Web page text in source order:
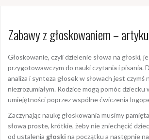
Zabawy z głoskowaniem –
Głoskowanie, czyli dzielenie słowa na głoski,
przygotowawczym do nauki czytania i pisania.
analiza i synteza głosek w słowach jest czymś
niezrozumiałym. Rodzice mogą pomóc dziecku
umiejętności poprzez wspólne ćwiczenia
Zaczynając naukę głoskowania musimy
słowa proste, krótkie, żeby nie zniechęcić
od ustalenia głoski na początku a następnie